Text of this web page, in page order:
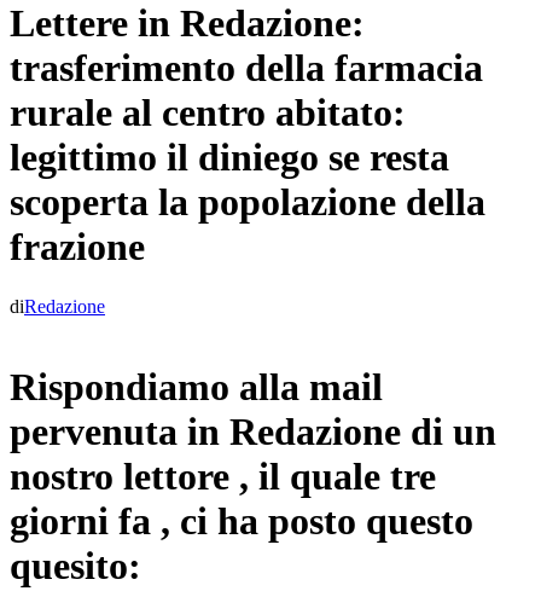
Lettere in Redazione:
trasferimento della farmacia
rurale al centro abitato:
legittimo il diniego se resta
scoperta la popolazione della
frazione
diRedazione
Rispondiamo alla mail
pervenuta in Redazione di un
nostro lettore , il quale tre
giorni fa , ci ha posto questo
quesito: